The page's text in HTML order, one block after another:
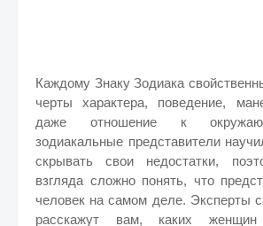
Каждому Знаку Зодиака
черты характера, поведение,
даже отношение к
зодиакальные представители
скрывать свои недостатки,
взгляда сложно понять, что
человек на самом деле. Эксперты
расскажут вам, каких